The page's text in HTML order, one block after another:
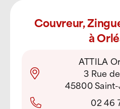
Couvreur,
à
ATTILA
3 Rue
45800
02 46